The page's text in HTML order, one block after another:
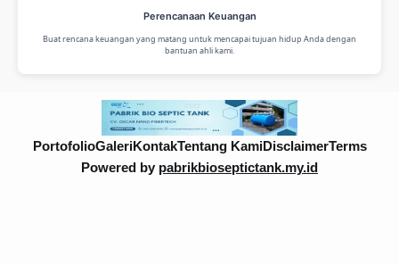
Perencanaan Keuangan
Buat rencana keuangan yang matang untuk mencapai tujuan hidup Anda dengan
bantuan ahli kami.
PortofolioGaleriKontakTentang KamiDisclaimerTerms
Powered by pabrikbioseptictank.my.id